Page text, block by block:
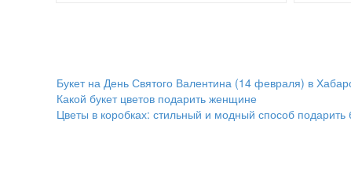
Букет на День Святого Валентина (14 февраля) в
Какой букет цветов подарить женщине
Цветы в коробках: стильный и модный способ подарить